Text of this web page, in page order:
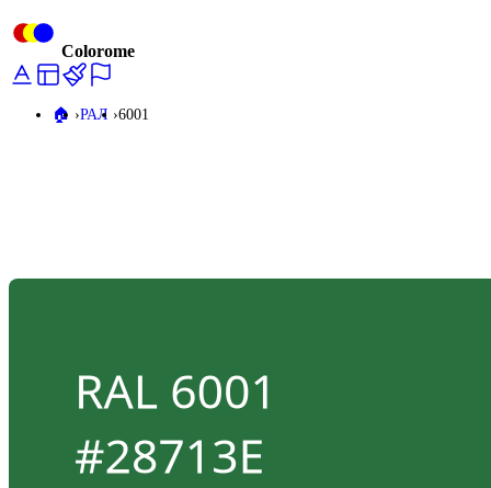
Colorome
🏠️ РАЛ 6001